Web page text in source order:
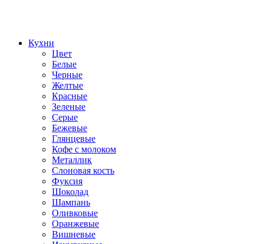
Кухни
Цвет
Белые
Черные
Желтые
Красные
Зеленые
Серые
Бежевые
Глянцевые
Кофе с молоком
Металлик
Слоновая кость
Фуксия
Шоколад
Шампань
Оливковые
Оранжевые
Вишневые